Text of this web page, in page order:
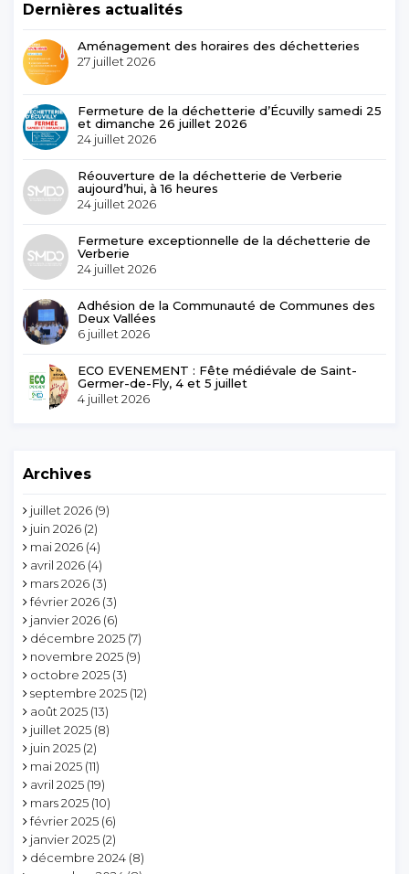
Dernières actualités
Aménagement des horaires des déchetteries
27 juillet 2026
Fermeture de la déchetterie d’Écuvilly samedi 25
et dimanche 26 juillet 2026
24 juillet 2026
Réouverture de la déchetterie de Verberie
aujourd’hui, à 16 heures
24 juillet 2026
Fermeture exceptionnelle de la déchetterie de
Verberie
24 juillet 2026
Adhésion de la Communauté de Communes des
Deux Vallées
6 juillet 2026
ECO EVENEMENT : Fête médiévale de Saint-
Germer-de-Fly, 4 et 5 juillet
4 juillet 2026
Archives
juillet 2026 (9)
juin 2026 (2)
mai 2026 (4)
avril 2026 (4)
mars 2026 (3)
février 2026 (3)
janvier 2026 (6)
décembre 2025 (7)
novembre 2025 (9)
octobre 2025 (3)
septembre 2025 (12)
août 2025 (13)
juillet 2025 (8)
juin 2025 (2)
mai 2025 (11)
avril 2025 (19)
mars 2025 (10)
février 2025 (6)
janvier 2025 (2)
décembre 2024 (8)